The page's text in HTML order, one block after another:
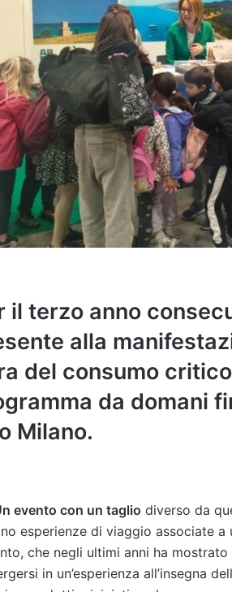
i
l
il terzo anno
alla
del consumo
da domani
Milano.
evento con un taglio diverso da
esperienze di viaggio associate
che negli ultimi anni ha
in un’esperienza all’insegna